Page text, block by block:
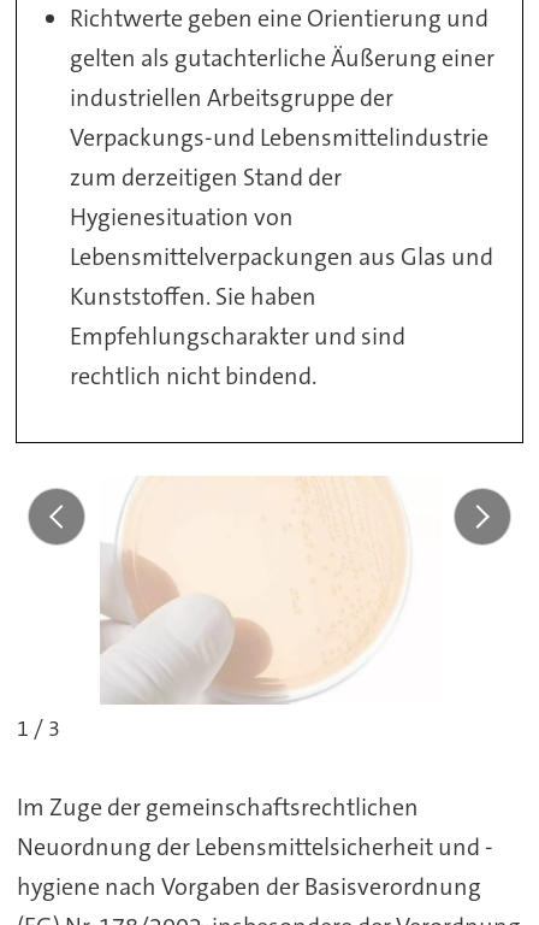
Richtwerte geben eine Orientierung und
gelten als gutachterliche Äußerung einer
industriellen Arbeitsgruppe der
Verpackungs-und Lebensmittelindustrie
zum derzeitigen Stand der
Hygienesituation von
Lebensmittelverpackungen aus Glas und
Kunststoffen. Sie haben
Empfehlungscharakter und sind
rechtlich nicht bindend.
1 / 3
Im Zuge der gemeinschaftsrechtlichen
Neuordnung der Lebensmittelsicherheit und -
hygiene nach Vorgaben der Basisverordnung